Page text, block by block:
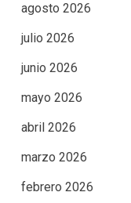
agosto 2026
julio 2026
junio 2026
mayo 2026
abril 2026
marzo 2026
febrero 2026